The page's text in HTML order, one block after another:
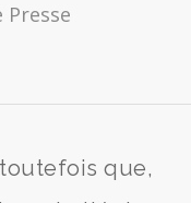
Presse
que,